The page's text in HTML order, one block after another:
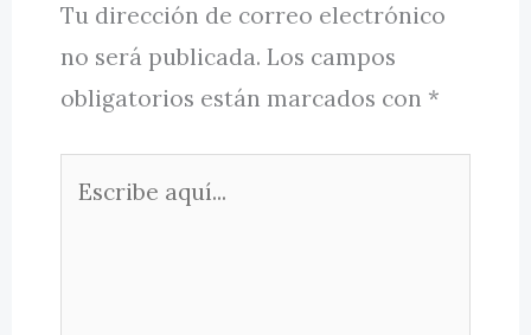
Tu dirección de correo electrónico
no será publicada. Los campos
obligatorios están marcados con *